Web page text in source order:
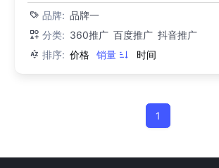
品牌: 品牌一
分类: 360推广 百度推广 抖音推广
排序: 价格 销量 时间
1